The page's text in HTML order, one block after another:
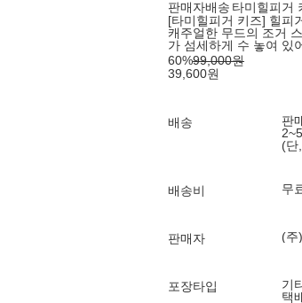
판매자배송 타미힐피거
[타미힐피거 키즈] 힐피
캐주얼한 무드의 조거
가 섬세하게 수 놓여 있
60%99,000원
39,600원
배송
판
(단
배송비 무
판매자 (주
포장타입
기
택